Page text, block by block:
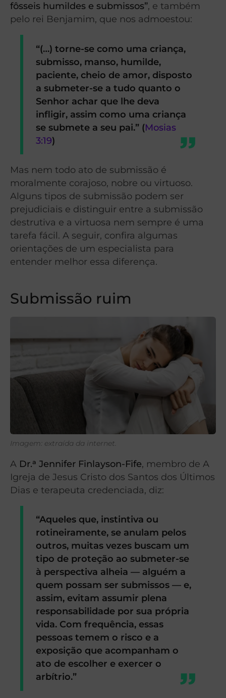
fôsseis humildes e submissos”, e também
pelo rei Benjamim, que nos admoestou:
“(…) torne-se como uma criança,
submisso, manso, humilde,
paciente, cheio de amor, disposto
a submeter-se a tudo quanto o
Senhor achar que lhe deva
infligir, assim como uma criança
se submete a seu pai.” (Mosias
3:19)
Mas nem todo ato de submissão é
moralmente corajoso, nobre ou virtuoso.
Alguns tipos de submissão podem ser
prejudiciais e distinguir entre a submissão
destrutiva e a virtuosa nem sempre é uma
tarefa fácil. A seguir, confira algumas
orientações de um especialista para
entender melhor essa diferença.
Submissão ruim
Imagem: extraída da internet.
A Dr.ᵃ Jennifer Finlayson-Fife, membro de A
Igreja de Jesus Cristo dos Santos dos Últimos
Dias e terapeuta credenciada, diz:
“Aqueles que, instintiva ou
rotineiramente, se anulam pelos
outros, muitas vezes buscam um
tipo de proteção ao submeter-se
à perspectiva alheia — alguém a
quem possam ser submissos — e,
assim, evitam assumir plena
responsabilidade por sua própria
vida. Com frequência, essas
pessoas temem o risco e a
exposição que acompanham o
ato de escolher e exercer o
arbítrio.”